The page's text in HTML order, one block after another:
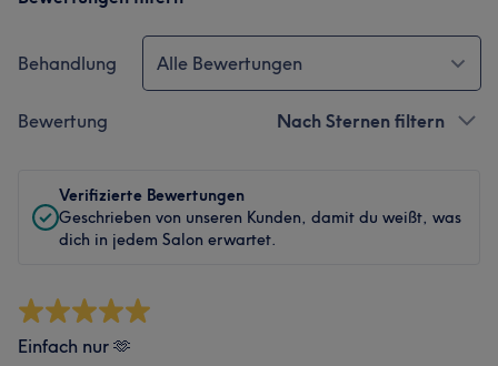
Behandlung Alle Bewertungen
Bewertung Nach Sternen filtern
Verifizierte Bewertungen
Geschrieben von unseren Kunden, damit du weißt, was
dich in jedem Salon erwartet.
Einfach nur 🫶